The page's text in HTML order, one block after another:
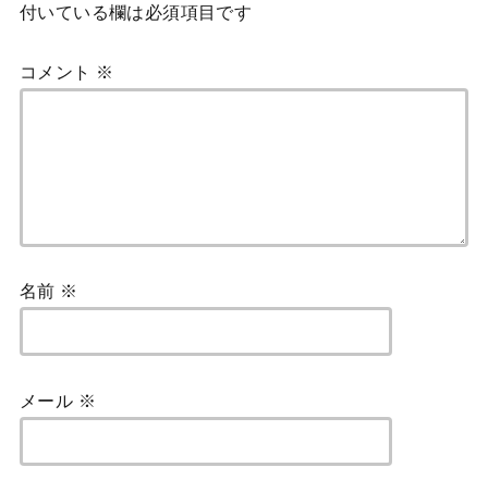
付いている欄は必須項目です
コメント ※
名前 ※
メール ※